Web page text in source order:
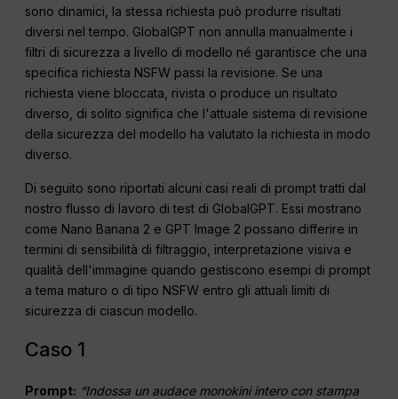
sono dinamici, la stessa richiesta può produrre risultati
diversi nel tempo. GlobalGPT non annulla manualmente i
filtri di sicurezza a livello di modello né garantisce che una
specifica richiesta NSFW passi la revisione. Se una
richiesta viene bloccata, rivista o produce un risultato
diverso, di solito significa che l'attuale sistema di revisione
della sicurezza del modello ha valutato la richiesta in modo
diverso.
Di seguito sono riportati alcuni casi reali di prompt tratti dal
nostro flusso di lavoro di test di GlobalGPT. Essi mostrano
come Nano Banana 2 e GPT Image 2 possano differire in
termini di sensibilità di filtraggio, interpretazione visiva e
qualità dell'immagine quando gestiscono esempi di prompt
a tema maturo o di tipo NSFW entro gli attuali limiti di
sicurezza di ciascun modello.
Caso 1
Prompt: “Indossa un audace monokini intero con stampa